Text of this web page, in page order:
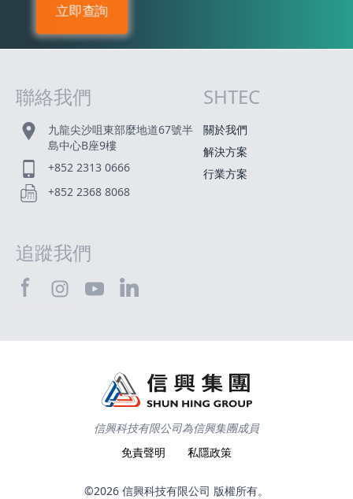
立即查詢
聯絡我們
九龍尖沙咀東部麼地道67號半
島中心B座9樓
+852 2313 0666
+852 2368 8068
網站指南
SHTEC
關於我們
解決方案
行業方案
追蹤我們
信興科技有限公司為信興集團成員
免責聲明
私隱政策
©2026 信興科技有限公司 版權所有。